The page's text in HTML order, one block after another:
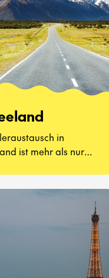
in
ist mehr als nur
eine ganz neue Art